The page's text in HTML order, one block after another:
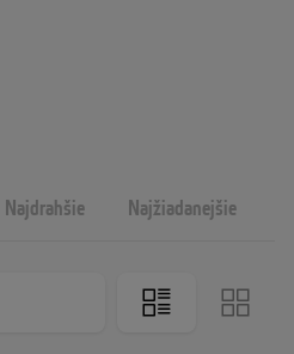
Najdrahšie Najžiadanejšie